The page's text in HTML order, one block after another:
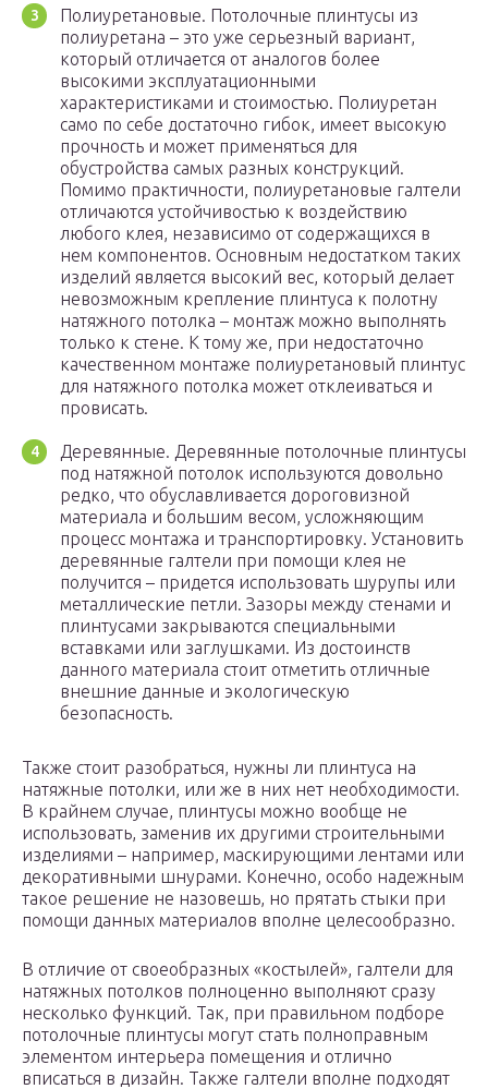
Полиуретановые. Потолочные плинтусы из
полиуретана – это уже серьезный вариант,
который отличается от аналогов более
высокими эксплуатационными
характеристиками и стоимостью. Полиуретан
само по себе достаточно гибок, имеет высокую
прочность и может применяться для
обустройства самых разных конструкций.
Помимо практичности, полиуретановые галтели
отличаются устойчивостью к воздействию
любого клея, независимо от содержащихся в
нем компонентов. Основным недостатком таких
изделий является высокий вес, который делает
невозможным крепление плинтуса к полотну
натяжного потолка – монтаж можно выполнять
только к стене. К тому же, при недостаточно
качественном монтаже полиуретановый плинтус
для натяжного потолка может отклеиваться и
провисать.
Деревянные. Деревянные потолочные плинтусы
под натяжной потолок используются довольно
редко, что обуславливается дороговизной
материала и большим весом, усложняющим
процесс монтажа и транспортировку. Установить
деревянные галтели при помощи клея не
получится – придется использовать шурупы или
металлические петли. Зазоры между стенами и
плинтусами закрываются специальными
вставками или заглушками. Из достоинств
данного материала стоит отметить отличные
внешние данные и экологическую
безопасность.
Также стоит разобраться, нужны ли плинтуса на
натяжные потолки, или же в них нет необходимости.
В крайнем случае, плинтусы можно вообще не
использовать, заменив их другими строительными
изделиями – например, маскирующими лентами или
декоративными шнурами. Конечно, особо надежным
такое решение не назовешь, но прятать стыки при
помощи данных материалов вполне целесообразно.
В отличие от своеобразных «костылей», галтели для
натяжных потолков полноценно выполняют сразу
несколько функций. Так, при правильном подборе
потолочные плинтусы могут стать полноправным
элементом интерьера помещения и отлично
вписаться в дизайн. Также галтели вполне подходят